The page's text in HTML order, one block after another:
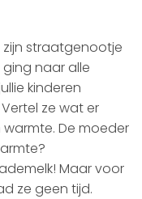
zijn straatgenootje
naar alle
kinderen
ze wat er
De moeder
Maar voor
ze geen tijd.